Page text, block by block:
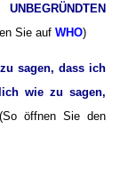
Sie auf WHO)
sagen, dass ich
wie zu sagen,
öffnen Sie den